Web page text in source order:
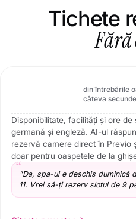
Tichete
Fără
Spa Hotel Anglický
80,69%din întrebările
câteva
Disponibilitate, facilități și ore de
germană și engleză. AI-ul
rezervă camere direct în Previo
doar pentru oaspetele de la
"Da, spa-ul e deschis duminică
11. Vrei să-ți rezerv slotul de 9